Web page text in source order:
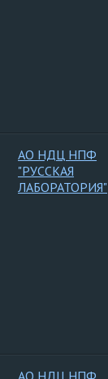
АО НДЦ НПФ
"РУССКАЯ
ЛАБОРАТОРИЯ"
АО НДЦ НПФ